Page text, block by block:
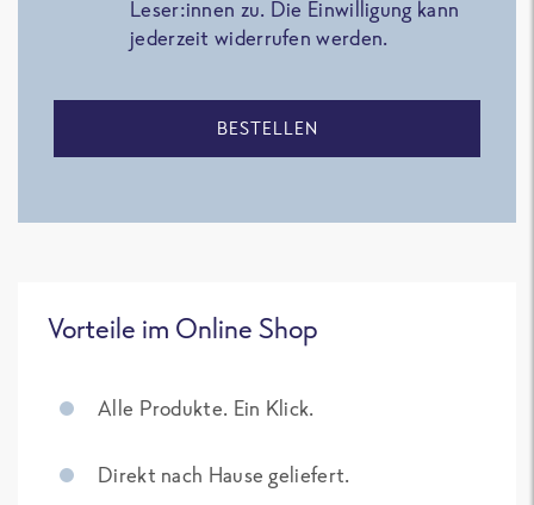
Leser:innen zu. Die Einwilligung kann
jederzeit widerrufen werden.
BESTELLEN
Vorteile im Online Shop
Alle Produkte. Ein Klick.
Direkt nach Hause geliefert.